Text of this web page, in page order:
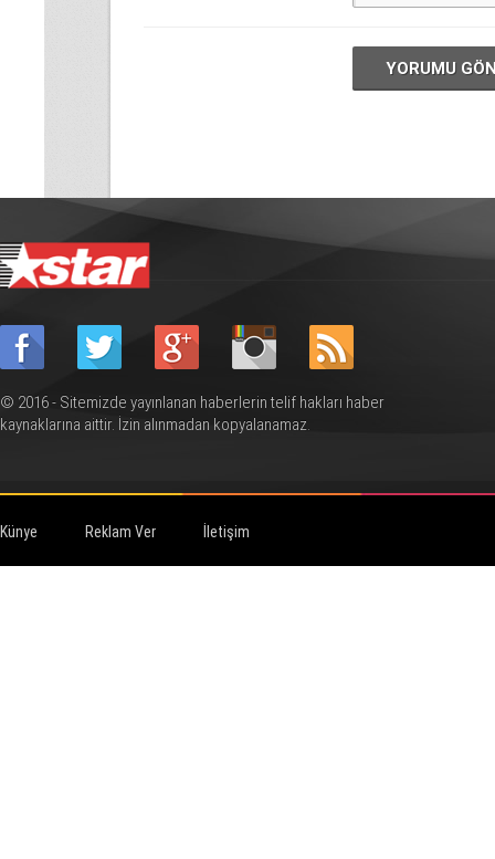
YORUMU
© 2016 - Sitemizde yayınlanan haberlerin telif hakları haber
kaynaklarına aittir. İzin alınmadan kopyalanamaz.
Künye Reklam Ver İletişim